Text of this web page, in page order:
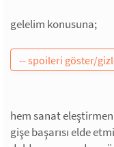
gelelim konusuna;
hem sanat
gişe başarısı elde